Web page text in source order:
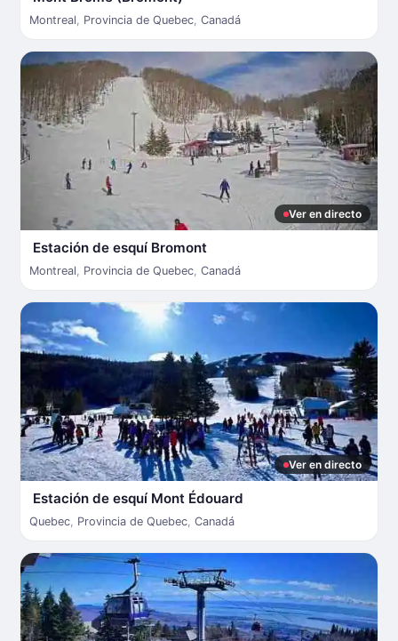
Montreal, Provincia de Quebec, Canadá
Ver en directo
Estación de esquí Bromont
Montreal, Provincia de Quebec, Canadá
Ver en directo
Estación de esquí Mont Édouard
Quebec, Provincia de Quebec, Canadá